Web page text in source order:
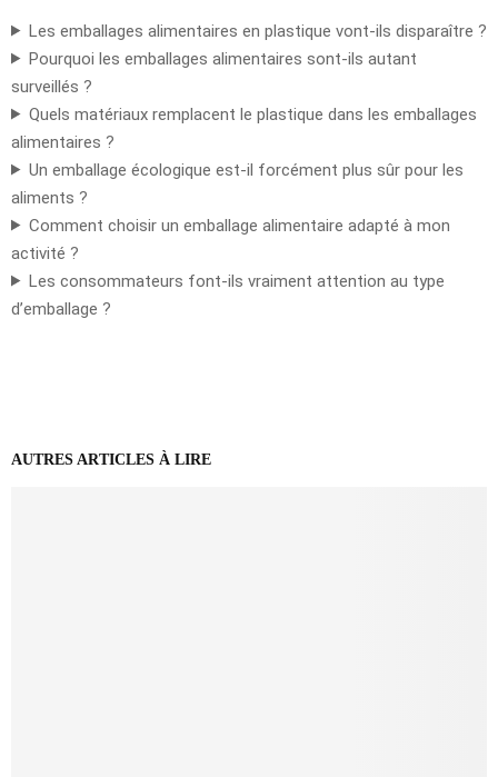
Les emballages alimentaires en plastique vont-ils disparaître ?
Pourquoi les emballages alimentaires sont-ils autant
surveillés ?
Quels matériaux remplacent le plastique dans les emballages
alimentaires ?
Un emballage écologique est-il forcément plus sûr pour les
aliments ?
Comment choisir un emballage alimentaire adapté à mon
activité ?
Les consommateurs font-ils vraiment attention au type
d’emballage ?
AUTRES ARTICLES À LIRE